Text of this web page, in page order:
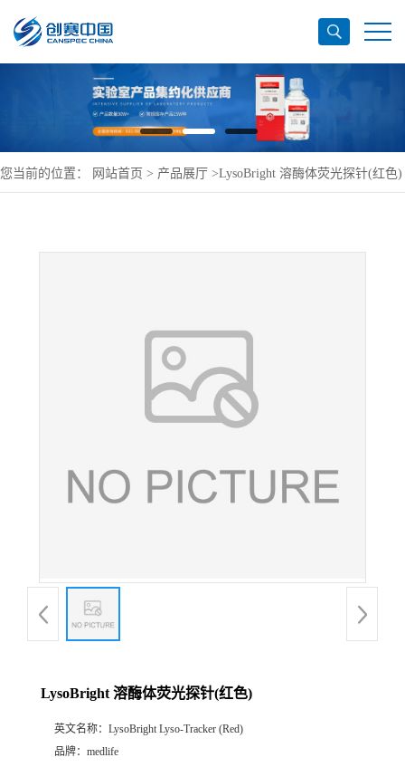
您当前的位置： 网站首页 > 产品展厅 >LysoBright 溶酶体荧光探针(红色)
LysoBright 溶酶体荧光探针(红色)
英文名称： LysoBright Lyso-Tracker (Red)
品牌： medlife